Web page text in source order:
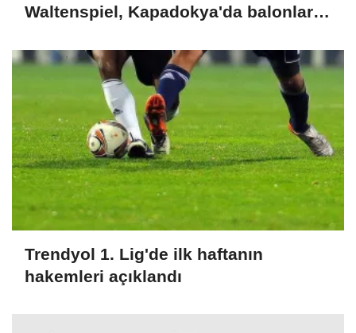
Waltenspiel, Kapadokya'da balonlar
Trendyol 1. Lig'de ilk haftanın
hakemleri açıklandı